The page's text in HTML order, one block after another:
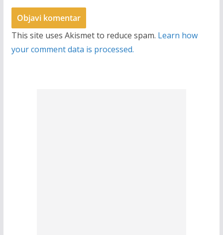
This site uses Akismet to reduce spam. Learn how
your comment data is processed.